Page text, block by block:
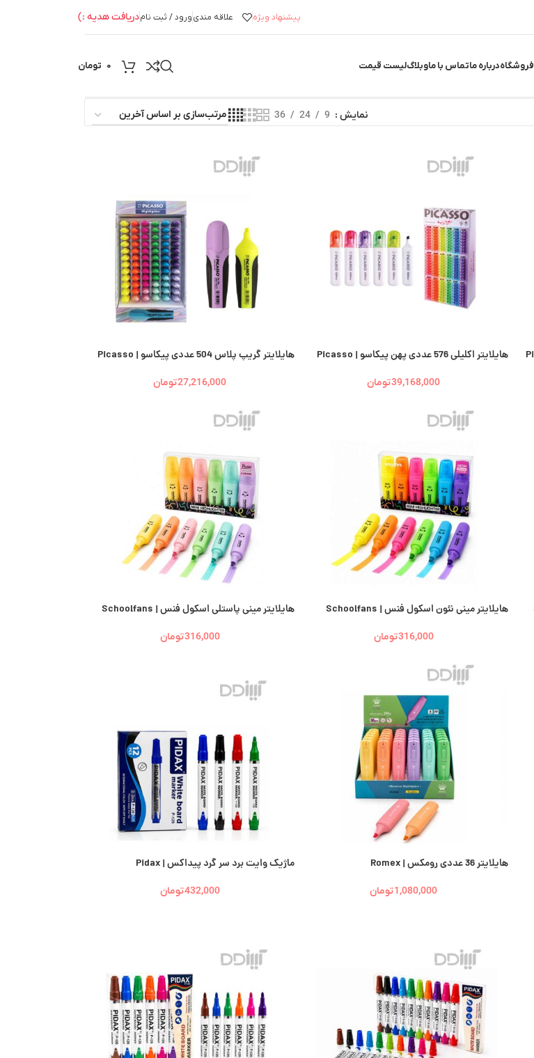
پیشنهاد ویژه علاقه مندیورود / ثبت نامدریافت هدیه :)
فروشگاهدرباره ماتماس با ماوبلاگلیست قیمت 0 تومان
نمایش 9
24
36
هایلایتر اکلیلی 576 عددی پهن پیکاسو | Picasso
39,168,000تومان
هایلایتر گریپ پلاس 504 عددی پیکاسو | Picasso
27,216,000تومان
هایلایتر مینی نئون اسکول فنس | Schoolfans
316,000تومان
هایلایتر مینی پاستلی اسکول فنس | Schoolfans
316,000تومان
هایلایتر 36 عددی رومکس | Romex
1,080,000تومان
ماژیک وایت برد سر گرد پیداکس | Pidax
432,000تومان